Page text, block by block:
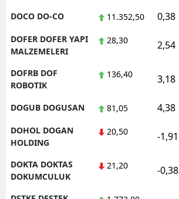
DOCO DO-CO 11.352,50 0,38
DOFER DOFER YAPI
MALZEMELERI
28,30 2,54
DOFRB DOF
ROBOTIK
136,40 3,18
DOGUB DOGUSAN 81,05 4,38
DOHOL DOGAN
HOLDING
20,50 -1,91
DOKTA DOKTAS
DOKUMCULUK
21,20 -0,38